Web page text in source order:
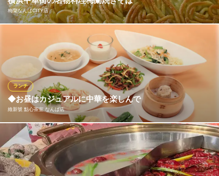
BOILING POINT 道頓堀店
大阪メトロ千日前線日本橋駅 徒歩4分
大阪府大阪市中央区宗右衛門町3-8 宗右衛門町ギャラクシービル 1号館B1
梅蘭なんばCITY店
TV・雑誌等でも数多く取り上げられる、横浜中華街の名物料理と
なった「梅蘭焼きそば」。カリッと焼いた焼きそばの間に豚肉・
モヤシ・玉ねぎなどのトロリとした、アツアツの醤油味のあんが
たっぷり。開発してから30年以上、中華街で愛され続ける味を是
非ご賞味下さい！
梅蘭なんばCITY店
大阪メトロ千日前線なんば駅 徒歩1分
大阪府大阪市中央区難波5-1-60 なんばCITY本館1F
◆お昼はカジュアルに中華を楽しんで
維新號 點心茶室 なんば店
ランチ
ランチタイムにはカジュアルにお楽しみいただけるセットメニュ
ーを数種類ご用意いたしました。「エビチリ」や「酢豚」、点心
に麺類といったお料理を含む多彩なメニューを気軽にご堪能いた
だけます。お昼のご宴席やお祝い事には「ランチコース」も。当